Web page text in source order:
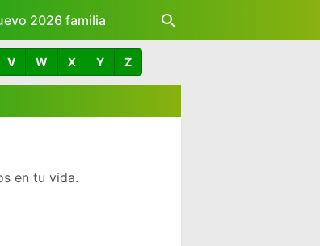
2026 familia
V W X Y Z
en tu vida.